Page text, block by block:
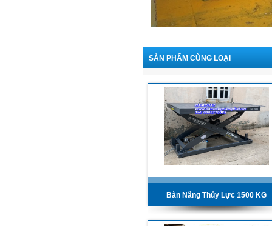
SẢN PHẨM CÙNG LOẠI
Bàn Nâng Thủy Lực 1500 KG